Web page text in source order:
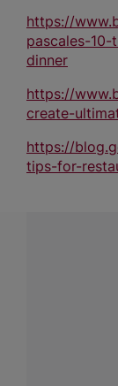
https://
pascales-
dinner
https://
create-
https://
tips-for-